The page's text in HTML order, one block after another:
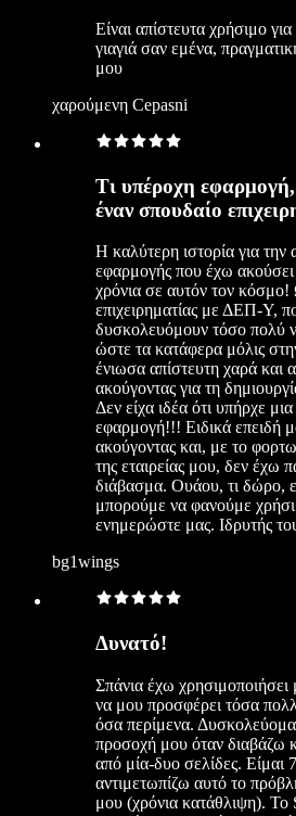
Είναι απίστευτα χρήσιμο
γιαγιά σαν εμένα,
μου
χαρούμενη Cepasni
Τι υπέροχη
έναν σπουδαίο
Η καλύτερη ιστορία για την
εφαρμογής που έχω
χρόνια σε αυτόν τον κόσμο!
επιχειρηματίας με ΔΕΠ-Υ,
δυσκολευόμουν τόσο πολύ
ώστε τα κατάφερα μόλις
ένιωσα απίστευτη χαρά και
ακούγοντας για τη
Δεν είχα ιδέα ότι υπήρχε
εφαρμογή!!! Ειδικά επειδή
ακούγοντας και, με το
της εταιρείας μου, δεν έχω
διάβασμα. Ουάου, τι δώρο,
μπορούμε να φανούμε
ενημερώστε μας. Ιδρυτής
bg1wings
Δυνατό!
Σπάνια έχω
να μου προσφέρει τόσα
όσα περίμενα.
προσοχή μου όταν διαβάζω
από μία-δυο σελίδες. Είμαι
αντιμετωπίζω αυτό το
μου (χρόνια κατάθλιψη). Το